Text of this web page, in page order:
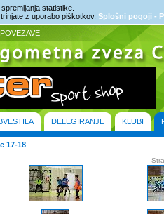
statistike.
z uporabo piškotkov. Splošni pogoji -
POVEZAVE
DELEGIRANJE KLUBI
17-18